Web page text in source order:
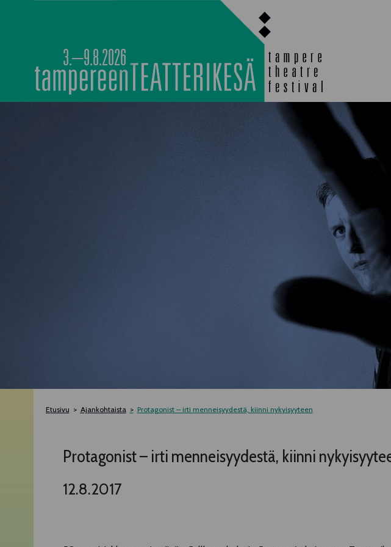
3.–9.8.2026
TELTTALAB
MUU
Etusivu Ajankohtaista Protagonist – irti menneisyydestä, kiinni nykyisyyteen
Protagonist – irti menneisyydestä, kiinni
12.8.2017